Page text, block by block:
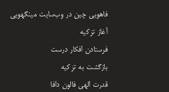
فاهویی چین در وب‌سایت مینگهویی
آغاز تزکیه
فرستادن افکار درست
بازگشت به تزکیه
قدرت الهی فالون دافا